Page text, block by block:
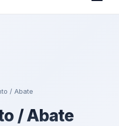
/ Abate
/ Abate